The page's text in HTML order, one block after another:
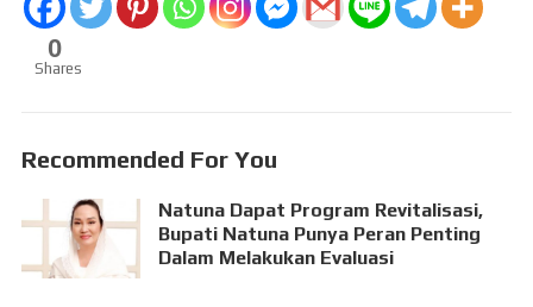
0
Shares
Recommended For You
Natuna Dapat Program Revitalisasi,
Bupati Natuna Punya Peran Penting
Dalam Melakukan Evaluasi